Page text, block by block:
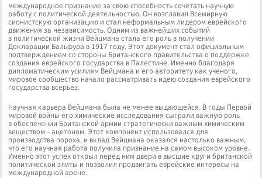
международное признание за свою способность сочетать научную
работу с политической деятельностью. Он возглавил Всемирную
сионистскую организацию и стал неформальным лидером еврейского
движения за независимость. Одним из важнейших событий
в политической жизни Вейцмана стала его роль в получении
Декларации Бальфура в 1917 году. Этот документ стал официальным
подтверждением со стороны Британского правительства о поддержке
создания еврейского государства в Палестине. Именно благодаря
дипломатическим усилиям Вейцмана и его авторитету как ученого,
мировое сообщество начало рассматривать идею создания еврейского
государства всерьез.
Научная карьера Вейцмана была не менее выдающейся. В годы Первой
мировой войны его химические исследования сыграли важную роль
в обеспечении Британской армии стратегически важным химическим
веществом – ацетоном. Этот компонент использовался для
производства пороха, и вклад Вейцмана оказался настолько важным,
что его научная работа получила признание на самом высоком уровне.
Именно этот успех открыл перед ним двери в высшие круги британской
политической элиты и позволил продвигать еврейские интересы на
международной арене.